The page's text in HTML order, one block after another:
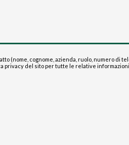
(nome, cognome, azienda, ruolo, numero
privacy del sito per tutte le relative